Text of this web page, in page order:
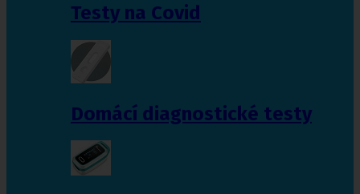
Testy na Covid
Domácí diagnostické testy